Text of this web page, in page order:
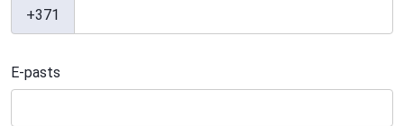
+371
E-pasts